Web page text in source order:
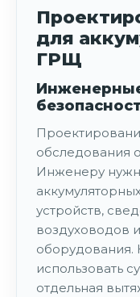
для
ГРЩ
обследования
Инженеру
устройств,
воздуховодов
оборудования.
использовать
отдельная